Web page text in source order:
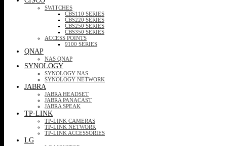
SWITCHES
CBS110 SERIES
CBS220 SERIES
CBS250 SERIES
CBS350 SERIES
ACCESS POINTS
9100 SERIES
QNAP
NAS QNAP
SYNOLOGY
SYNOLOGY NAS
SYNOLOGY NETWORK
JABRA
JABRA HEADSET
JABRA PANACAST
JABRA SPEAK
TP-LINK
TP-LINK CAMERAS
TP-LINK NETWORK
TP-LINK ACCESSORIES
LG